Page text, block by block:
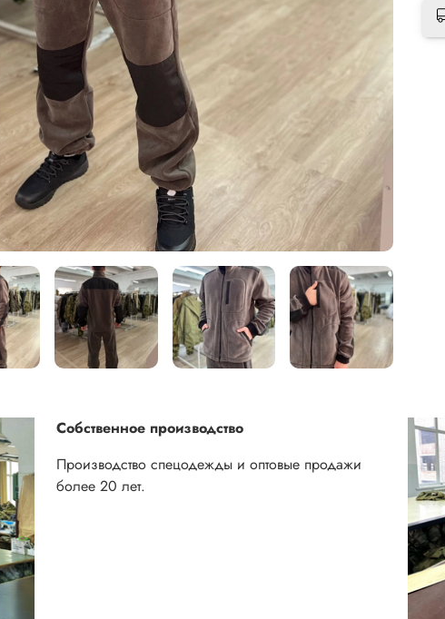
Собственное производство
Производство спецодежды и оптовые продажи
более 20 лет.